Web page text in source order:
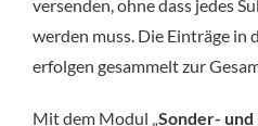
versenden, ohne dass jedes
werden muss. Die Einträge in
erfolgen gesammelt zur
Mit dem Modul „ Sonder- und